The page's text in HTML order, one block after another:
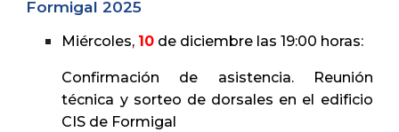
Formigal2025
Miércoles, 10 de diciembre las 19:00 horas:
Confirmación de asistencia. Reunión
técnica y sorteo de dorsales en el edificio
CIS de Formigal